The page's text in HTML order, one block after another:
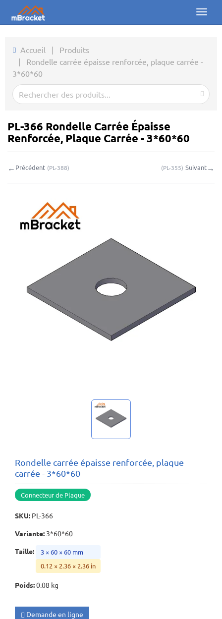
Toggle
Produits
À propos
Téléchargements
Demande en ligne
Mes demandes
Accueil | Produits
| Rondelle carrée épaisse renforcée, plaque carrée -
3*60*60
PL-366 Rondelle Carrée Épaisse
Renforcée, Plaque Carrée - 3*60*60
← Précédent (PL-388) (PL-355) Suivant→
Rondelle carrée épaisse renforcée, plaque
carrée - 3*60*60
Connecteur de Plaque
SKU: PL-366
Variante: 3*60*60
Taille:
3 × 60 × 60 mm
0.12 × 2.36 × 2.36 in
Poids:0.08 kg
Demande en ligne